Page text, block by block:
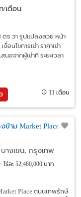
/เดือน
ตร.วา รูปแปลงสวย หน้า
อนไขการเช่า ราคาเช่า
อจากผู้เช่าที่ ระยะเวลา
11 เดือน
าม Market Place
างเขน, กรุงเทพ
ไร่ละ 52,480,000 บาท
Place ถนนเทพรักษ์